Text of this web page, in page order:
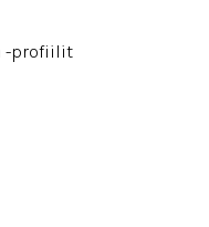
-profiilit